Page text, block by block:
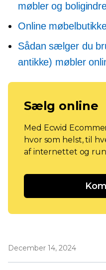
møbler og
Online
Sådan sælger du
antikke) møbler
Sælg online
Med Ecwid
hvor som helst, til
af internettet og
December 14, 2024